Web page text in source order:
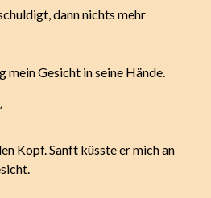
dann nichts mehr
mein Gesicht in seine Hände.
Kopf. Sanft küsste er mich an